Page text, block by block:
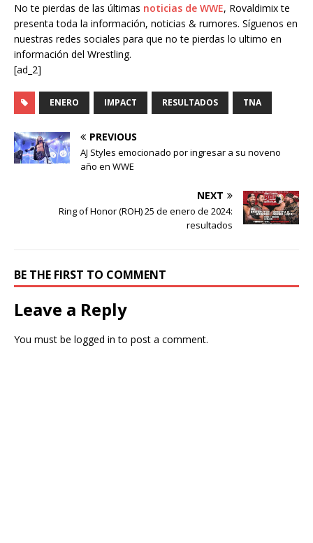
No te pierdas de las últimas noticias de WWE, Rovaldimix te
presenta toda la información, noticias & rumores. Síguenos en
nuestras redes sociales para que no te pierdas lo ultimo en
información del Wrestling.
[ad_2]
ENERO IMPACT RESULTADOS TNA
PREVIOUS
AJ Styles emocionado por ingresar a su noveno
año en WWE
NEXT
Ring of Honor (ROH) 25 de enero de 2024:
resultados
BE THE FIRST TO COMMENT
Leave a Reply
You must be logged in to post a comment.